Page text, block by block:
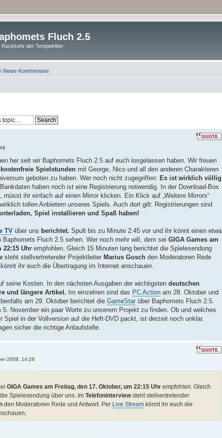
Fluch 2.5
Rückkehr der Tempelritter
‹ News-Kommentare
her seit wir Baphomets Fluch 2.5 auf euch losgelassen haben. Wir freuen
kostenfreie Spielstunden mit George, Nico und all den anderen Charakteren
geboten zu haben. Wer noch nicht zugegriffen: Es ist wirklich völlig
haben noch ist eine Registrierung notwendig. In der Download-Box
ihr einfach auf einen Mirror klicken. Ein Klick auf „Weitere Mirrors“
tollen Anbietern unseres Spiels. Auch dort gilt: Registrierungen sind
Spiel installieren und Spaß haben!
TV über uns berichtet. Spult bis zu Minute 2:45 vor und ihr könnt einen etwa
Fluch 2.5 sehen. Wer noch mehr will, dem sei GIGA Games am
22:15 Uhr empfohlen. Gleich 15 Minuten lang berichtet die Spielesendung
steht stellvertretender Projektleiter Marius Gosch den Moderatoren Rede
könnt ihr euch die Übertragung im Internet anschauen.
seine Kosten. In den nächsten Ausgaben der wichtigsten deutschen
und längere Artikel. Im einzelnen sind das PC Action am 28. Oktober und
am 29. Oktober berichtet die GameStar über Baphomets Fluch 2.5.
5. November ein paar Worte zu unserem Projekt zu finden. Ob und welches
Spiel in der Vollversion auf die Heft-DVD packt, ist derzeit noch unklar.
sicher die richtige Anlaufstelle.
2008, 14:28
GIGA Games am Freitag, den 17. Oktober, um 22:15 Uhr empfohlen. Gleich
Spielesendung über uns. Im Telefoninterviewsteht stellvertretender
den Moderatoren Rede und Antwort. Per Live Stream könnt ihr euch die